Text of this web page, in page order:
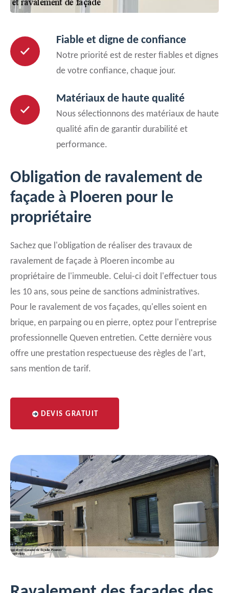
Fiable et digne de confiance
Notre priorité est de rester fiables et dignes
de votre confiance, chaque jour.
Matériaux de haute qualité
Nous sélectionnons des matériaux de haute
qualité afin de garantir durabilité et
performance.
Obligation de ravalement de
façade à Ploeren pour le
propriétaire
Sachez que l'obligation de réaliser des travaux de
ravalement de façade à Ploeren incombe au
propriétaire de l'immeuble. Celui-ci doit l'effectuer tous
les 10 ans, sous peine de sanctions administratives.
Pour le ravalement de vos façades, qu'elles soient en
brique, en parpaing ou en pierre, optez pour l'entreprise
professionnelle Queven entretien. Cette dernière vous
offre une prestation respectueuse des règles de l'art,
sans mention de tarif.
DEVIS GRATUIT